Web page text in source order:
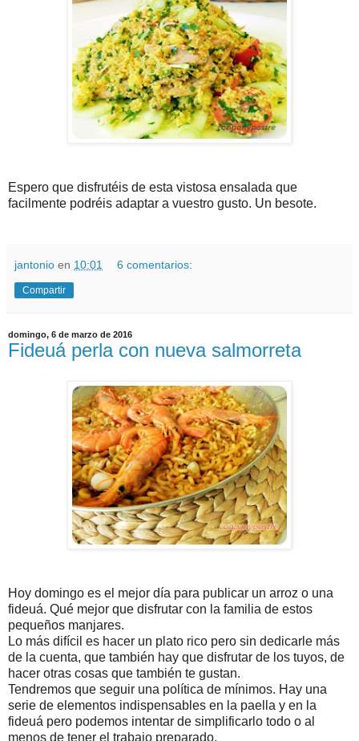
Espero que disfrutéis de esta vistosa ensalada que
facilmente podréis adaptar a vuestro gusto. Un besote.
jantonio en 10:01 6 comentarios:
Compartir
domingo, 6 de marzo de 2016
Fideuá perla con nueva salmorreta
Hoy domingo es el mejor día para publicar un arroz o una
fideuá. Qué mejor que disfrutar con la familia de estos
pequeños manjares.
Lo más difícil es hacer un plato rico pero sin dedicarle más
de la cuenta, que también hay que disfrutar de los tuyos, de
hacer otras cosas que también te gustan.
Tendremos que seguir una política de mínimos. Hay una
serie de elementos indispensables en la paella y en la
fideuá pero podemos intentar de simplificarlo todo o al
menos de tener el trabajo preparado.